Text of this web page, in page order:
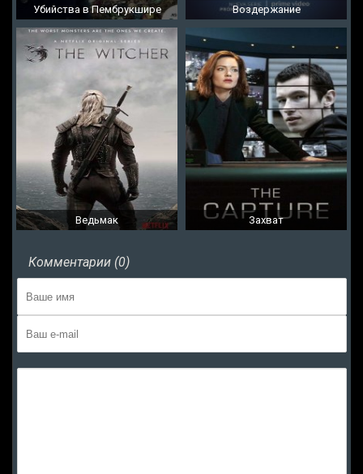
Убийства в Пембрукшире Воздержание
Ведьмак Захват
Комментарии (0)